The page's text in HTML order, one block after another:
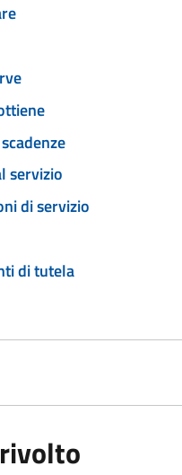
servizio
di servizio
di tutela